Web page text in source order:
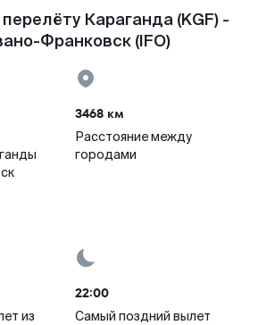
Караганда (KGF) -
Франковск (IFO)
3468 км
Расстояние между
городами
из
22:00
Самый поздний вылет